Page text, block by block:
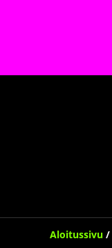
Aloitussivu /